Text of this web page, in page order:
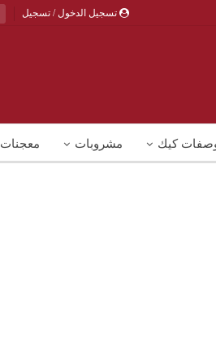
تسجيل الدخول / تسجيل
كيك مشروبات معجنات